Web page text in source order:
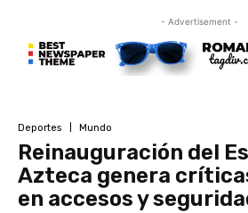
- Advertisement -